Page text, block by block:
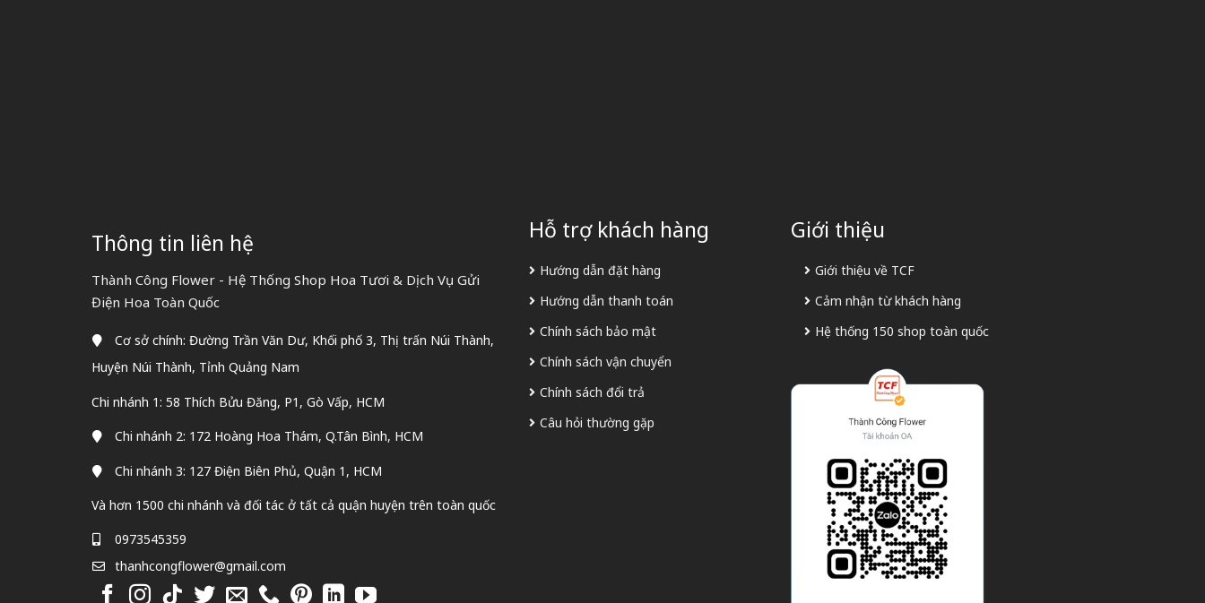
Thông tin liên hệ
Thành Công Flower - Hệ Thống Shop Hoa Tươi & Dịch Vụ Gửi
Điện Hoa Toàn Quốc
Cơ sở chính: Đường Trần Văn Dư, Khối phố 3, Thị trấn Núi Thành,
Huyện Núi Thành, Tỉnh Quảng Nam
Chi nhánh 1: 58 Thích Bửu Đăng, P1, Gò Vấp, HCM
Chi nhánh 2: 172 Hoàng Hoa Thám, Q.Tân Bình, HCM
Chi nhánh 3: 127 Điện Biên Phủ, Quận 1, HCM
Và hơn 1500 chi nhánh và đối tác ở tất cả quận huyện trên toàn quốc
0973545359
thanhcongflower@gmail.com
Hỗ trợ khách hàng
Hướng dẫn đặt hàng
Hướng dẫn thanh toán
Chính sách bảo mật
Chính sách vận chuyển
Chính sách đổi trả
Câu hỏi thường gặp
Giới thiệu
Giới thiệu về TCF
Cảm nhận từ khách hàng
Hệ thống 150 shop toàn quốc